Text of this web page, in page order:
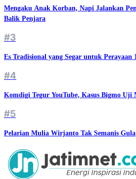
Mengaku Anak Korban, Napi Jalankan
Balik Penjara
#3
Es Tradisional yang Segar untuk Perayaan
#4
Komdigi Tegur YouTube, Kasus Bigmo Uji
#5
Pelarian Mulia Wirjanto Tak Semanis Gula